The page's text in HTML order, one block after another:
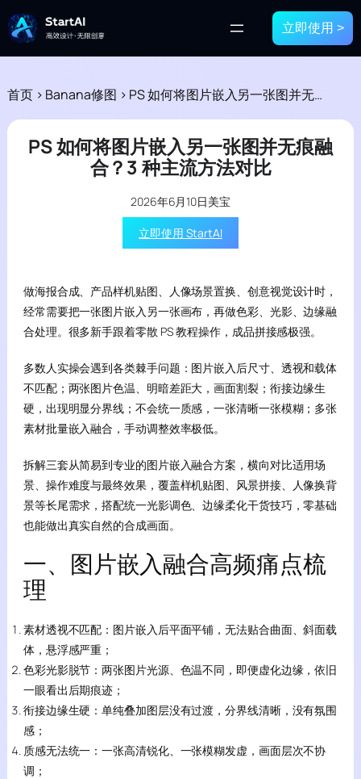
立即使用 >
首页 > Banana修图 > PS 如何将图片嵌入另一张图并无痕融合？3 种主流方法对比
PS 如何将图片嵌入另一张图并无痕融
合？3 种主流方法对比
2026年6月10日美宝
立即使用 StartAI
做海报合成、产品样机贴图、人像场景置换、创意视觉设计时，
经常需要把一张图片嵌入另一张画布，再做色彩、光影、边缘融
合处理。很多新手跟着零散 PS 教程操作，成品拼接感极强。
多数人实操会遇到各类棘手问题：图片嵌入后尺寸、透视和载体
不匹配；两张图片色温、明暗差距大，画面割裂；衔接边缘生
硬，出现明显分界线；不会统一质感，一张清晰一张模糊；多张
素材批量嵌入融合，手动调整效率极低。
拆解三套从简易到专业的图片嵌入融合方案，横向对比适用场
景、操作难度与最终效果，覆盖样机贴图、风景拼接、人像换背
景等长尾需求，搭配统一光影调色、边缘柔化干货技巧，零基础
也能做出真实自然的合成画面。
一、图片嵌入融合高频痛点梳
理
素材透视不匹配：图片嵌入后平面平铺，无法贴合曲面、斜面载
体，悬浮感严重；
色彩光影脱节：两张图片光源、色温不同，即便虚化边缘，依旧
一眼看出后期痕迹；
衔接边缘生硬：单纯叠加图层没有过渡，分界线清晰，没有氛围
感；
质感无法统一：一张高清锐化、一张模糊发虚，画面层次不协
调；